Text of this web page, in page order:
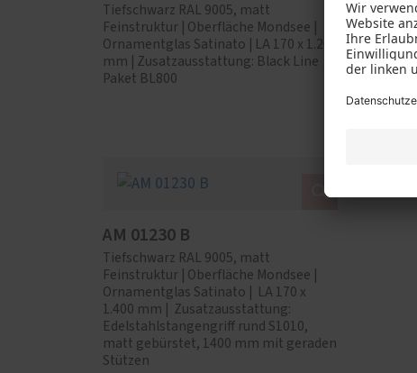
Tiefschwarz RAL 9005, matt
Feinstruktur | Oberfläche Mondsee |
Ornamentglas Satinato | LA 170 x 1.200
mm | Zusatzausstattung: Black Line
Paket BL800
BL1400
AM 01230 B
Tiefschwarz RAL 9005, matt
Feinstruktur | Oberfläche Mondsee |
Ornamentglas Satinato | LA 170 x
1.400 mm | Zusatzausstattung:
Edelstahlstangengriff rund S1010,
matt gebürstet, 1400 mm mit geraden
Stützen